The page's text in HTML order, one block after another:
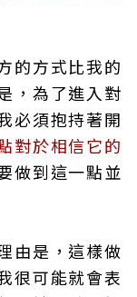
的方式比我的
，為了進入對
必須抱持著開
對於相信它的
做到這一點並
由是，這樣做
很可能就會表